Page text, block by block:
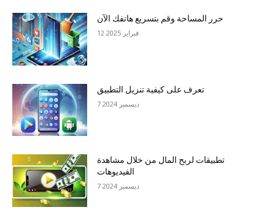
حرر المساحة وقم بتسريع هاتفك الآن
12 فبراير 2025
تعرف على كيفية تنزيل التطبيق
7 ديسمبر 2024
تطبيقات لربح المال من خلال مشاهدة
الفيديوهات
7 ديسمبر 2024